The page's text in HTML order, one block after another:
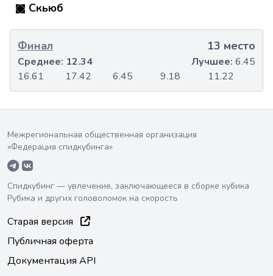
Скьюб
Финал 13 место
16.61 17.42 6.45 9.18 11.22
Среднее: 12.34 Лучшее: 6.45
Межрегиональная общественная организация
«Федерация спидкубинга»
Спидкубинг — увлечение, заключающееся в сборке кубика
Рубика и других головоломок на скорость
Старая версия
Публичная оферта
Документация API